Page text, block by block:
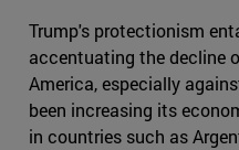
Trump's protectionism
accentuating the decline
America, especially
been increasing its
in countries such as